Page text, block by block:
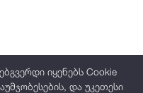
იყენებს Cookie
და უკეთესი